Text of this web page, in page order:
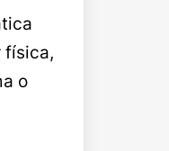
física,
o